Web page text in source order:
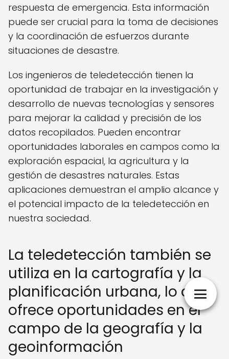
respuesta de emergencia. Esta información
puede ser crucial para la toma de decisiones
y la coordinación de esfuerzos durante
situaciones de desastre.
Los ingenieros de teledetección tienen la
oportunidad de trabajar en la investigación y
desarrollo de nuevas tecnologías y sensores
para mejorar la calidad y precisión de los
datos recopilados. Pueden encontrar
oportunidades laborales en campos como la
exploración espacial, la agricultura y la
gestión de desastres naturales. Estas
aplicaciones demuestran el amplio alcance y
el potencial impacto de la teledetección en
nuestra sociedad.
La teledetección también se
utiliza en la cartografía y la
planificación urbana, lo que
ofrece oportunidades en el
campo de la geografía y la
geoinformación